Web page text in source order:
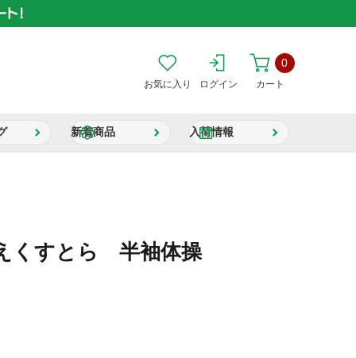
お気に入り ログイン カート
0
新着商品 入荷情報
くすとら 半袖体操